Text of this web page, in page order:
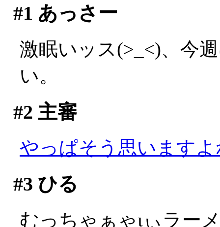
#1 あっさー
激眠いッス(>_<)、今
い。
#2 主審
やっぱそう思います
#3 ひる
むっちゃぁゃιぃラー